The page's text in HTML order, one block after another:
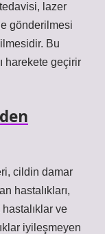
lazer
gönderilmesi
Bu
harekete geçirir
cildin damar
hastalıkları,
ve
iyileşmeyen